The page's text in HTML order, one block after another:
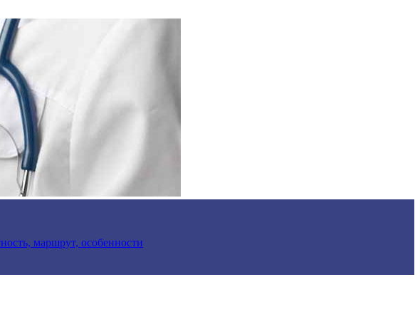
маршрут, особенности